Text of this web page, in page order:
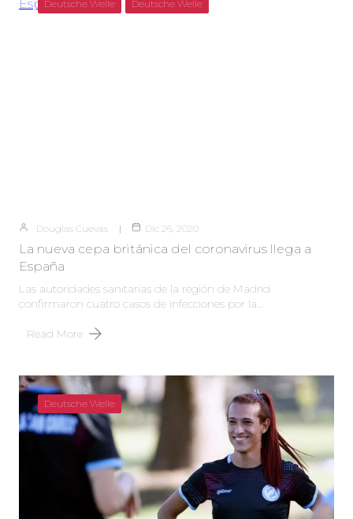
Deutsche Welle Deutsche Welle
Douglas Cuevas Dic 26, 2020
La nueva cepa británica del coronavirus llega a
España
Las autoridades sanitarias de la región de Madrid
confirmaron cuatro casos de infecciones por la…
Read More
Deutsche Welle